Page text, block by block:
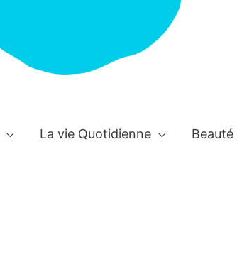
La vie Quotidienne Beauté